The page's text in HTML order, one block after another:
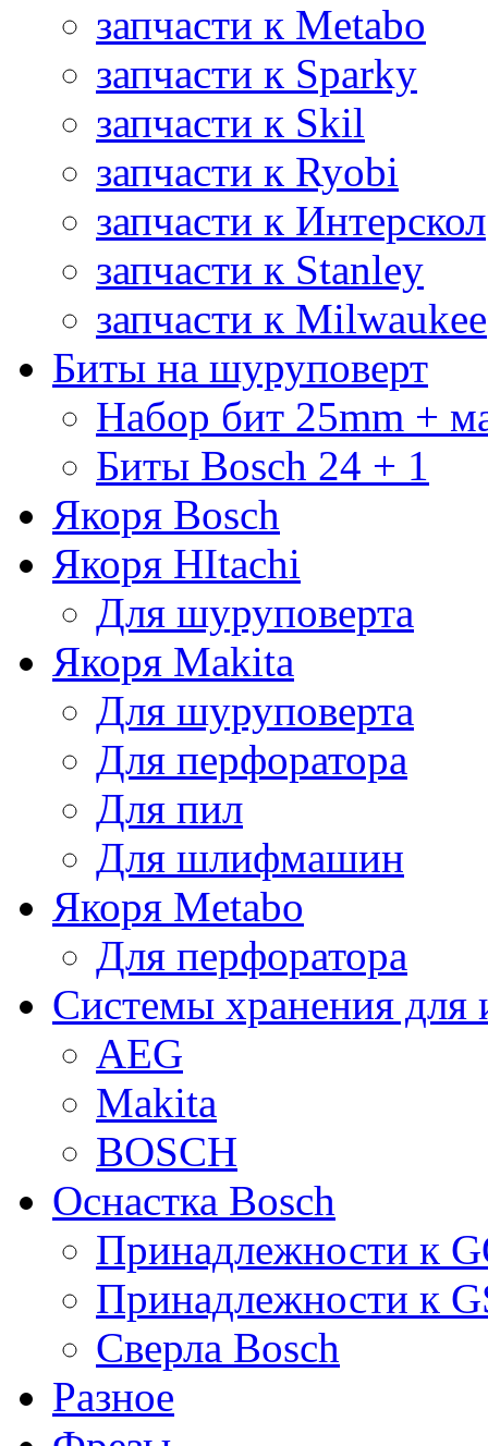
запчасти к Metabo
запчасти к Sparky
запчасти к Skil
запчасти к Ryobi
запчасти к Интерскол
запчасти к Stanley
запчасти к Milwaukee
Биты на шуруповерт
Набор бит 25mm +
Биты Bosch 24 + 1
Якоря Bosch
Якоря HItachi
Для шуруповерта
Якоря Makita
Для шуруповерта
Для перфоратора
Для пил
Для шлифмашин
Якоря Metabo
Для перфоратора
Системы хранения для
AEG
Makita
BOSCH
Оснастка Bosch
Принадлежности к
Принадлежности к
Сверла Bosch
Разное